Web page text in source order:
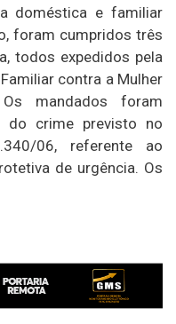
doméstica e familiar
foram cumpridos três
todos expedidos pela
contra a Mulher
mandados foram
do crime previsto no
06, referente ao
de urgência. Os